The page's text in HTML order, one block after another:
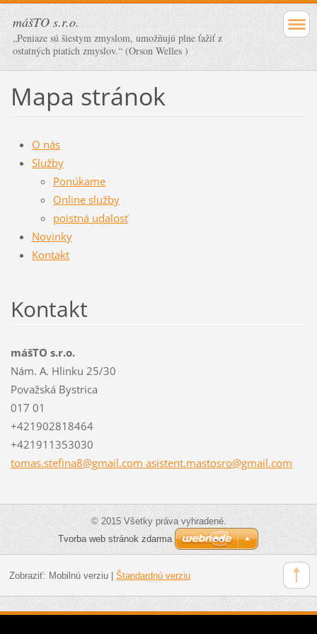
mášTO s.r.o.
„Peniaze sú šiestym zmyslom, umožňujú plne ťažiť z
ostatných piatich zmyslov.“ (Orson Welles )
Mapa stránok
O nás
Služby
Ponúkame
Online služby
poistná udalosť
Novinky
Kontakt
Kontakt
mášTO s.r.o.
Nám. A. Hlinku 25/30
Považská Bystrica
017 01
+421902818464
+421911353030
tomas.stefina8@gmail.com asistent.mastosro@gmail.com
© 2015 Všetky práva vyhradené.
Tvorba web stránok zdarma
Zobraziť: Mobilnú verziu| Štandardnú verziu